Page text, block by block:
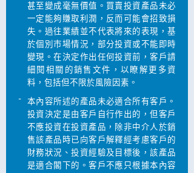
甚至變成毫無價值。買賣投資產品未必
一定能夠賺取利潤，反而可能會招致損
失。過往業績並不代表將來的表現，基
於個別巿場情況，部分投資或不能即時
變現。在決定作出任何投資前，客戶請
細閱相關的銷售文件，以瞭解更多資
料，包括但不限於風險因素。
-
本內容所述的產品未必適合所有客戶。
投資決定是由客戶自行作出的，但客戶
不應投資在投資產品，除非中介人於銷
售該產品時已向客戶解釋經考慮客戶的
財務狀況、投資經驗及目標後，該產品
是適合閣下的。客戶不應只根據本內容